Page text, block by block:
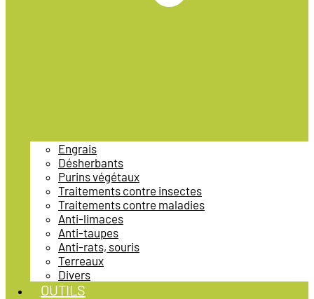
Engrais
Désherbants
Purins végétaux
Traitements contre insectes
Traitements contre maladies
Anti-limaces
Anti-taupes
Anti-rats, souris
Terreaux
Divers
OUTILS